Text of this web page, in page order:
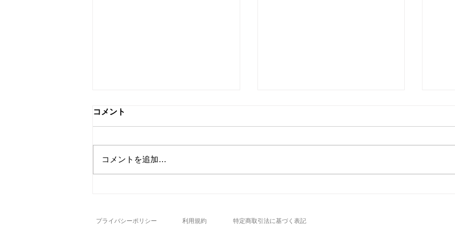
コメント
コメントを追加…
プライバシーポリシー 利用規約 特定商取引法に基づく表記